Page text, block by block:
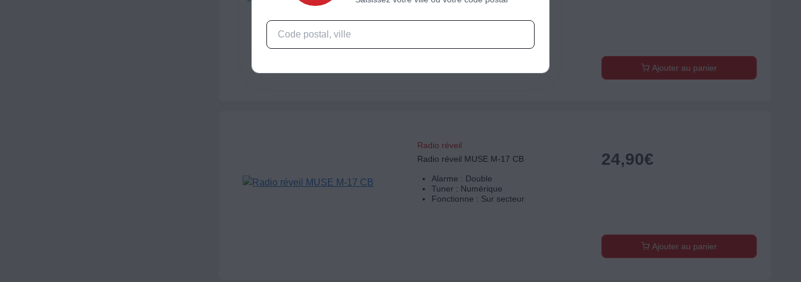
Bluetooth
Ajouter au panier
Radio réveil
Radio réveil MUSE M-17 CB
Alarme : Double
Tuner : Numérique
Fonctionne : Sur secteur
24,90€
Ajouter au panier